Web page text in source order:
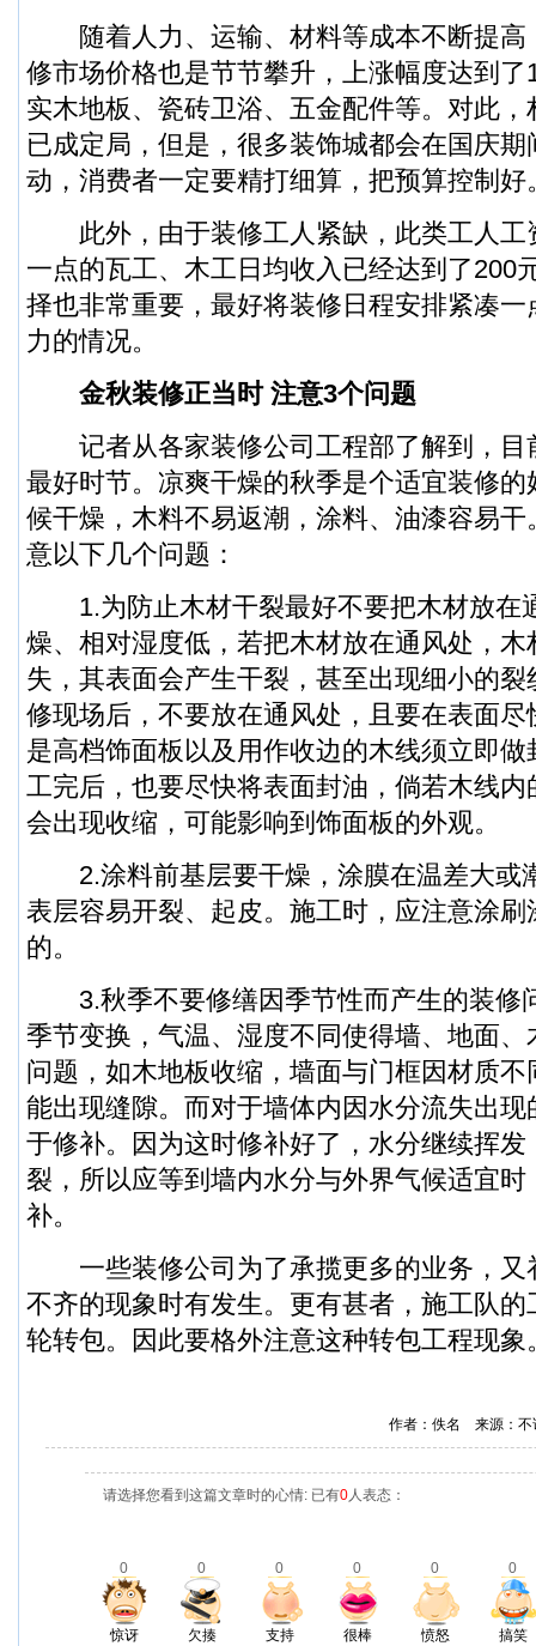
随着人力、运输、材料等成本不断提高
修市场价格也是节节攀升，上涨幅度达到
实木地板、瓷砖卫浴、五金配件等。对此
已成定局，但是，很多装饰城都会在国庆
动，消费者一定要精打细算，把预算控制好
此外，由于装修工人紧缺，此类工人工
一点的瓦工、木工日均收入已经达到了200
择也非常重要，最好将装修日程安排紧凑
力的情况。
金秋装修正当时 注意3个问题
记者从各家装修公司工程部了解到，目
最好时节。凉爽干燥的秋季是个适宜装修
候干燥，木料不易返潮，涂料、油漆容易
意以下几个问题：
1.为防止木材干裂最好不要把木材放在
燥、相对湿度低，若把木材放在通风处，
失，其表面会产生干裂，甚至出现细小的
修现场后，不要放在通风处，且要在表面
是高档饰面板以及用作收边的木线须立即
工完后，也要尽快将表面封油，倘若木线
会出现收缩，可能影响到饰面板的外观。
2.涂料前基层要干燥，涂膜在温差大或
表层容易开裂、起皮。施工时，应注意涂
的。
3.秋季不要修缮因季节性而产生的装修
季节变换，气温、湿度不同使得墙、地面
问题，如木地板收缩，墙面与门框因材质
能出现缝隙。而对于墙体内因水分流失出
于修补。因为这时修补好了，水分继续挥
裂，所以应等到墙内水分与外界气候适宜
补。
一些装修公司为了承揽更多的业务，又
不齐的现象时有发生。更有甚者，施工队
轮转包。因此要格外注意这种转包工程现象
作者：佚名 来源：
请选择您看到这篇文章时的心情: 已有0人表态：
0 0 0 0 0 0
惊讶 欠揍 支持 很棒 愤怒 搞笑